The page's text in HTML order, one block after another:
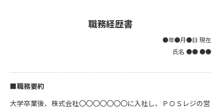
職務経歴書
●年●月●日 現在
氏名 ●● ●●
■職務要約
大学卒業後、株式会社〇〇〇〇〇〇〇に入社し、ＰＯＳレジの営